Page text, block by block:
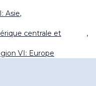
Asie,
centrale et
,
VI: Europe